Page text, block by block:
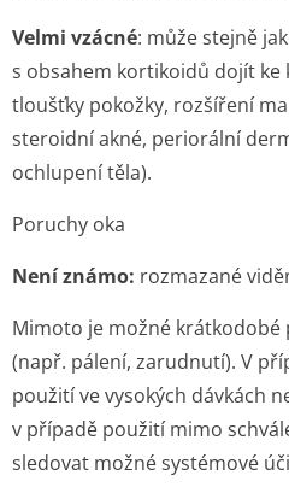
Velmi vzácné: může stejně
s obsahem kortikoidů dojít ke
tloušťky pokožky, rozšíření
steroidní akné, periorální
ochlupení těla).
Poruchy oka
Není známo: rozmazané
Mimoto je možné krátkodobé
(např. pálení, zarudnutí). V
použití ve vysokých dávkách
v případě použití mimo
sledovat možné systémové